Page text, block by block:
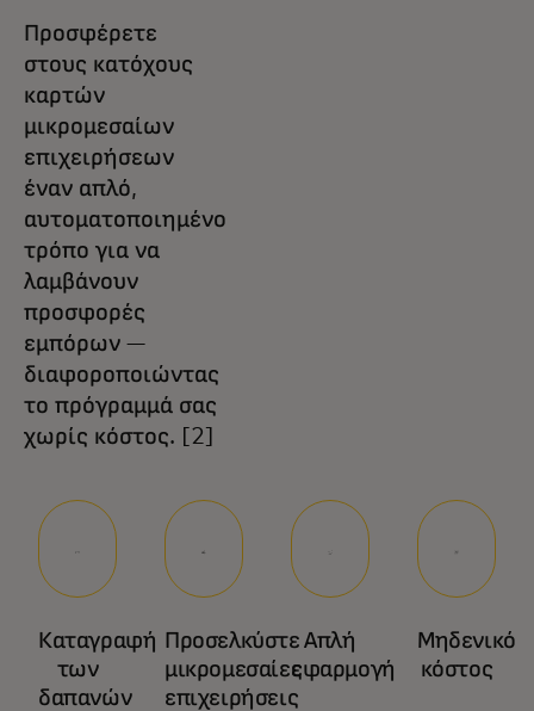
Προσφέρετε
στους κατόχους
καρτών
μικρομεσαίων
επιχειρήσεων
έναν απλό,
αυτοματοποιημένο
τρόπο για να
λαμβάνουν
προσφορές
εμπόρων —
διαφοροποιώντας
το πρόγραμμά σας
χωρίς κόστος. [2]
Καταγραφή
των
δαπανών
Προσελκύστε
μικρομεσαίες
επιχειρήσεις
Απλή
εφαρμογή
Μηδενικό
κόστος